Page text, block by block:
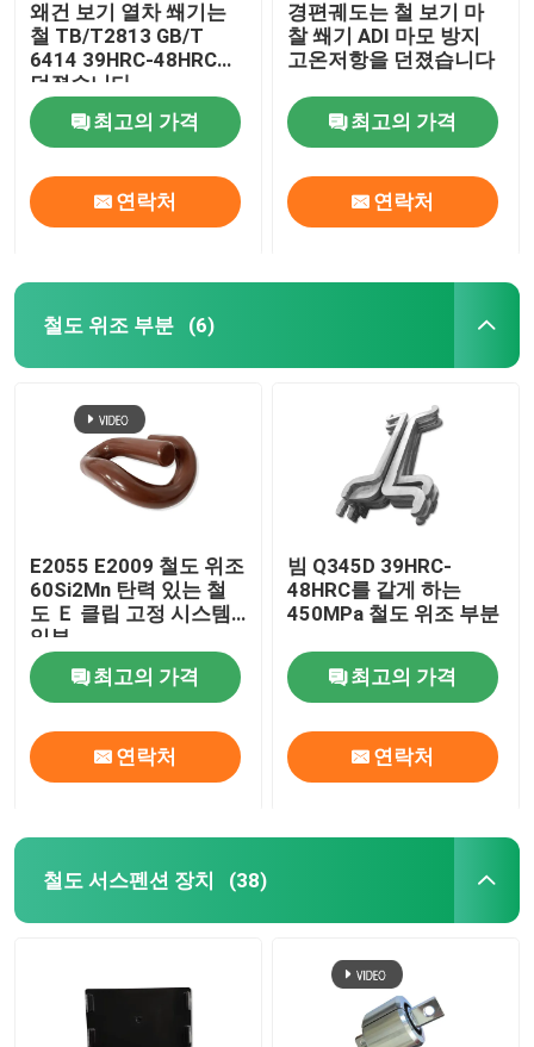
왜건 보기 열차 쐐기는
철 TB/T2813 GB/T
6414 39HRC-48HRC를
던졌습니다
최고의 가격
연락처
경편궤도는 철 보기 마
찰 쐐기 ADI 마모 방지
고온저항을 던졌습니다
최고의 가격
연락처
철도 위조 부분 (6)
E2055 E2009 철도 위조
60Si2Mn 탄력 있는 철
도 Ｅ 클립 고정 시스템
일부
최고의 가격
연락처
빔 Q345D 39HRC-
48HRC를 같게 하는
450MPa 철도 위조 부분
최고의 가격
연락처
철도 서스펜션 장치 (38)